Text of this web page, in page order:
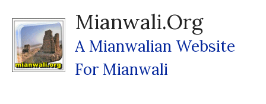
Content
Mianwali.org
A Mianwalian Website
For Mianwali